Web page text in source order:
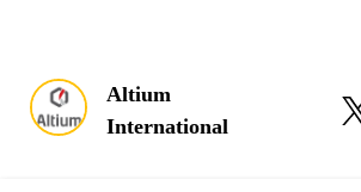
Altium
International